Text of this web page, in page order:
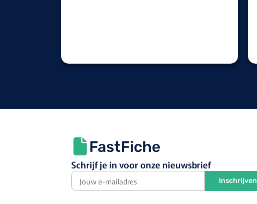
FastFiche
Schrijf je in voor onze nieuwsbrief
Inschrijven